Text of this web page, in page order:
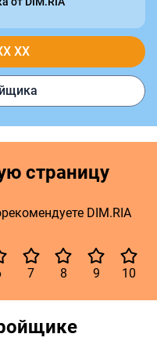
XX
страницу
DIM.RIA
7 8 9 10